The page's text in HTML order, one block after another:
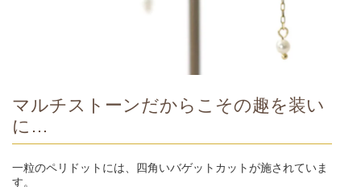
マルチストーンだからこその趣を装い
に…
一粒のペリドットには、四角いバゲットカットが施されていま
す。